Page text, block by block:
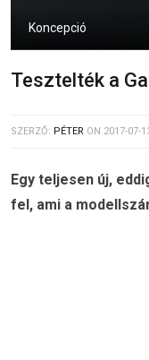
Koncepció
Tesztelték a
SZERZŐ: PÉTER ON 2017-07-
Egy teljesen új,
fel, ami a